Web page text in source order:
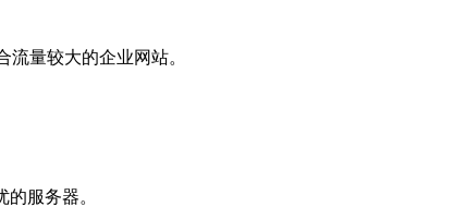
量较大的企业网站。
服务器。